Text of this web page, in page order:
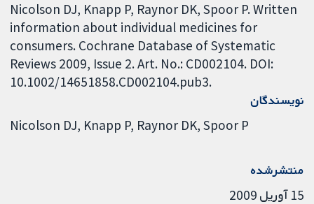
Nicolson DJ, Knapp P, Raynor DK, Spoor P. Written
information about individual medicines for
consumers. Cochrane Database of Systematic
Reviews 2009, Issue 2. Art. No.: CD002104. DOI:
10.1002/14651858.CD002104.pub3.
نویسندگان
Nicolson DJ Knapp P Raynor DK Spoor P
منتشرشده
15 آوریل 2009